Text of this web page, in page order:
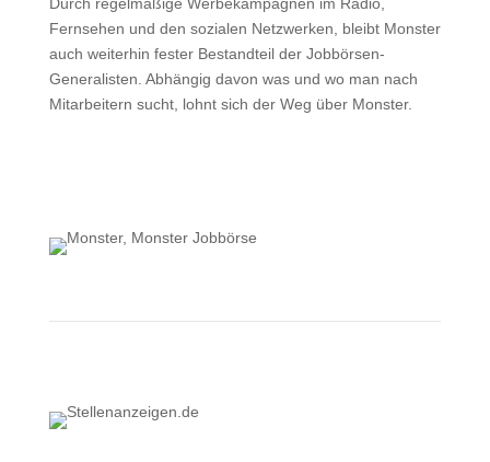
Fernsehen und den sozialen Netzwerken, bleibt Monster
auch weiterhin fester Bestandteil der Jobbörsen-
Generalisten. Abhängig davon was und wo man nach
Mitarbeitern sucht, lohnt sich der Weg über Monster.